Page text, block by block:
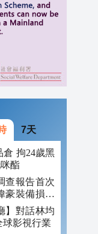
7天
倉 拘24歲黑
酯
查報告首次
豪裝備損毀
】對話林均
影視行業